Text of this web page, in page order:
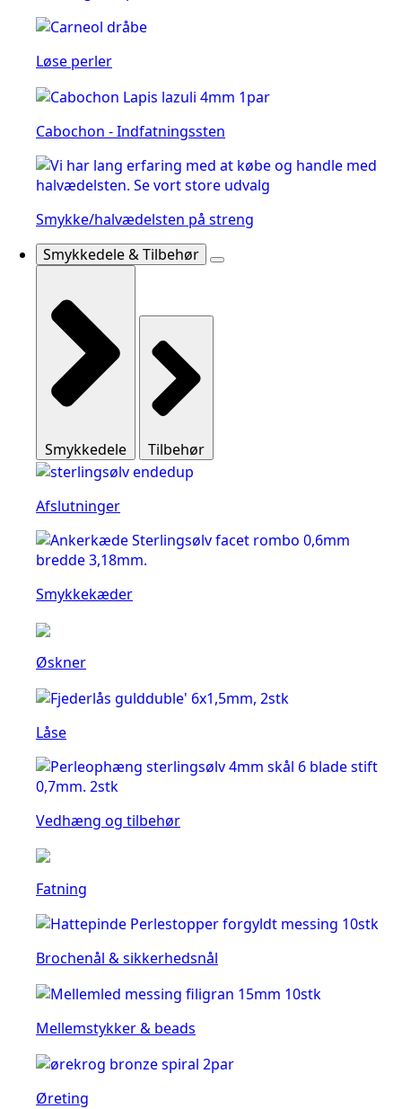
Løse perler
Cabochon - Indfatningssten
Smykke/halvædelsten på streng
Smykkedele & Tilbehør
Smykkedele Tilbehør
Afslutninger
Smykkekæder
Øskner
Låse
Vedhæng og tilbehør
Fatning
Brochenål & sikkerhedsnål
Mellemstykker & beads
Øreting